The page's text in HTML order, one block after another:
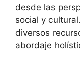
desde las
social y
diversos
abordaje